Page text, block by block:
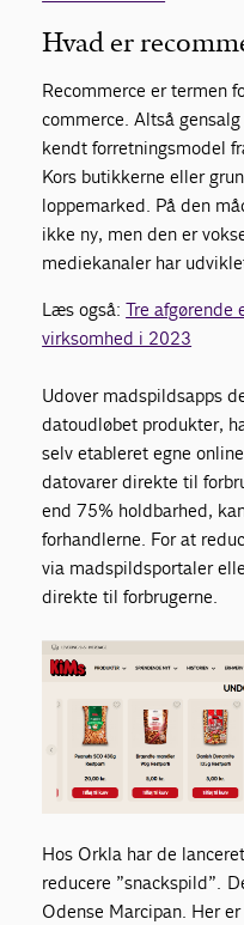
Hvad er
Recommerce er termen
commerce. Altså
kendt forretningsmodel
Kors butikkerne eller
loppemarked. På den
ikke ny, men den er
mediekanaler har
Læs også:Tre afgørende
virksomhed i 2023
Udover madspildsapps
datoudløbet produkter,
selv etableret egne
datovarer direkte til
end 75% holdbarhed,
forhandlerne. For at
via madspildsportaler
direkte til forbrugerne.
Hos Orkla har de lanceret
reducere ”snackspild”.
Odense Marcipan. Her